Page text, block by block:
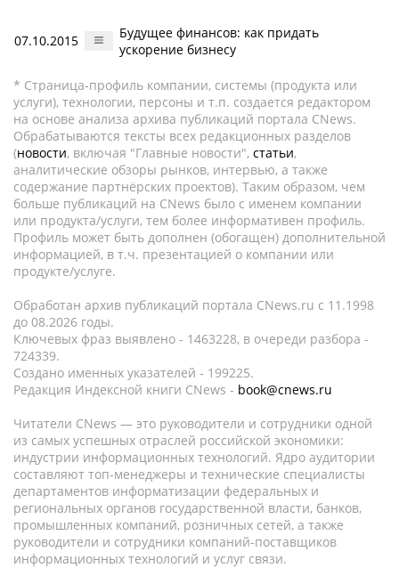
07.10.2015
Будущее финансов: как придать
ускорение бизнесу
* Страница-профиль компании, системы (продукта или
услуги), технологии, персоны и т.п. создается редактором
на основе анализа архива публикаций портала CNews.
Обрабатываются тексты всех редакционных разделов
(новости, включая "Главные новости", статьи,
аналитические обзоры рынков, интервью, а также
содержание партнёрских проектов). Таким образом, чем
больше публикаций на CNews было с именем компании
или продукта/услуги, тем более информативен профиль.
Профиль может быть дополнен (обогащен) дополнительной
информацией, в т.ч. презентацией о компании или
продукте/услуге.
Обработан архив публикаций портала CNews.ru c 11.1998
до 08.2026 годы.
Ключевых фраз выявлено - 1463228, в очереди разбора -
724339.
Создано именных указателей - 199225.
Редакция Индексной книги CNews - book@cnews.ru
Читатели CNews — это руководители и сотрудники одной
из самых успешных отраслей российской экономики:
индустрии информационных технологий. Ядро аудитории
составляют топ-менеджеры и технические специалисты
департаментов информатизации федеральных и
региональных органов государственной власти, банков,
промышленных компаний, розничных сетей, а также
руководители и сотрудники компаний-поставщиков
информационных технологий и услуг связи.